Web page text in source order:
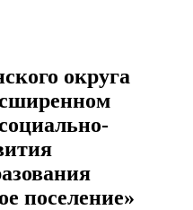
округа
поселение»